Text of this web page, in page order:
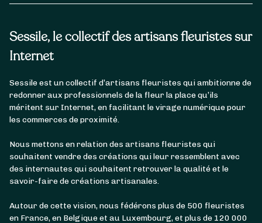
Sessile, le collectif des artisans fleuristes sur
Internet
Sessile est un collectif d’artisans fleuristes qui ambitionne de
redonner aux professionnels de la fleur la place qu’ils
méritent sur Internet, en facilitant le virage numérique pour
les commerces de proximité.
Nous mettons en relation des artisans fleuristes qui
souhaitent vendre des créations qui leur ressemblent avec
des internautes qui souhaitent retrouver la qualité et le
savoir-faire de créations artisanales.
Autour de cette vision, nous fédérons plus de 500 fleuristes
en France, en Belgique et au Luxembourg, et plus de 120 000